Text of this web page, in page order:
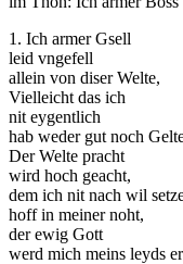
1. Ich armer Gsell
leid vngefell
allein von diser Welte,
Vielleicht das ich
nit eygentlich
hab weder gut noch
Der Welte pracht
wird hoch geacht,
dem ich nit nach wil
hoff in meiner noht,
der ewig Gott
werd mich meins leyds
Notwendig
Diese